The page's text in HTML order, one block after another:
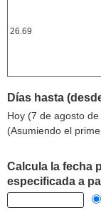
26.69
Días hasta
Hoy (7 de agosto
(Asumiendo el
Calcula la fecha
especificada a